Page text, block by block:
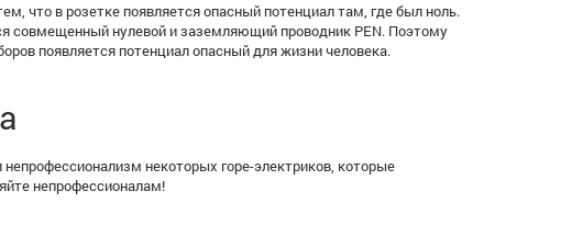
что в розетке появляется опасный потенциал там, где был ноль.
совмещенный нулевой и заземляющий проводник PEN. Поэтому
появляется потенциал опасный для жизни человека.
некоторых горе-электриков, которые
непрофессионалам!